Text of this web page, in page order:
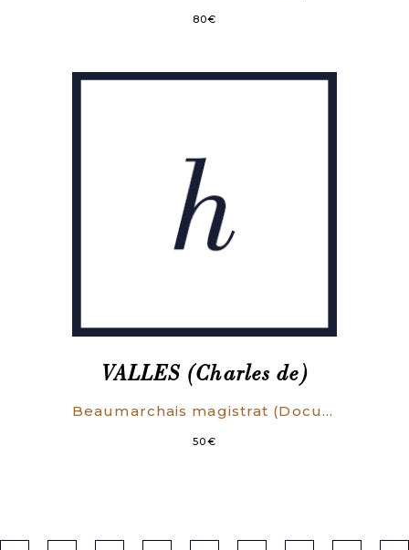
80€
VALLES (Charles de)
Beaumarchais magistrat (Documents inédits). Préface de Henri-Robert. (EXEMPLAIRE SUR GRAND PAPIER).
50€